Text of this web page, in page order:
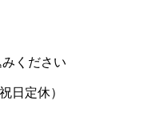
ください
日定休）